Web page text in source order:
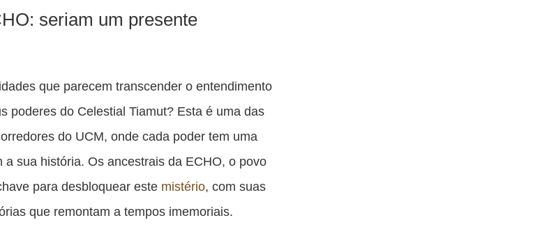
seriam um presente
que parecem transcender o entendimento
poderes do Celestial Tiamut? Esta é uma das
do UCM, onde cada poder tem uma
a sua história. Os ancestrais da ECHO, o povo
para desbloquear este mistério, com suas
que remontam a tempos imemoriais.